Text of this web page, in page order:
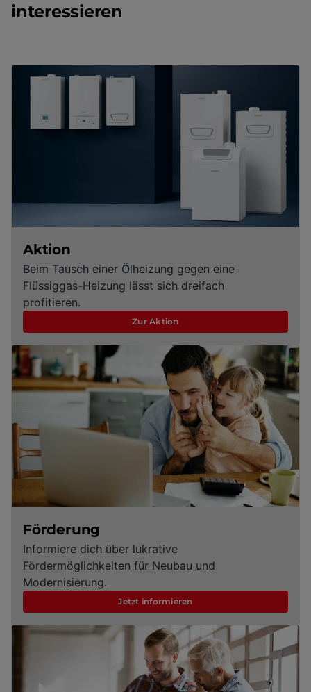
interessieren
Aktion
Beim Tausch einer Ölheizung gegen eine
Flüssiggas-Heizung lässt sich dreifach
profitieren.
Zur Aktion
Förderung
Informiere dich über lukrative
Fördermöglichkeiten für Neubau und
Modernisierung.
Jetzt informieren